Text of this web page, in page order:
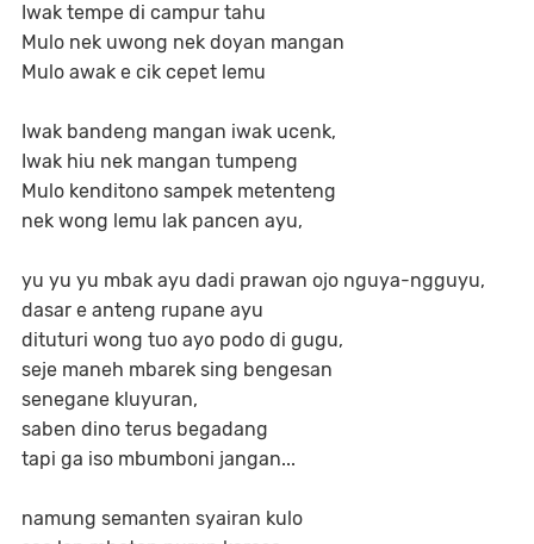
Iwak tempe di campur tahu
Mulo nek uwong nek doyan mangan
Mulo awak e cik cepet lemu
Iwak bandeng mangan iwak ucenk,
Iwak hiu nek mangan tumpeng
Mulo kenditono sampek metenteng
nek wong lemu lak pancen ayu,
yu yu yu mbak ayu dadi prawan ojo nguya-ngguyu,
dasar e anteng rupane ayu
dituturi wong tuo ayo podo di gugu,
seje maneh mbarek sing bengesan
senegane kluyuran,
saben dino terus begadang
tapi ga iso mbumboni jangan...
namung semanten syairan kulo